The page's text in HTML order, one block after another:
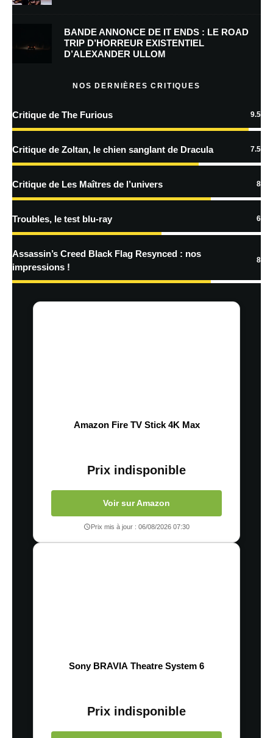
mon prochain commentaire.
Prévenez-moi de tous les nouveaux commentaires par e-mail.
En savoir
traitées
BANDE ANNONCE DE IT ENDS : LE ROAD
TRIP D’HORREUR EXISTENTIEL
D’ALEXANDER ULLOM
NOS DERNIÈRES CRITIQUES
Critique de The Furious 9.5
Critique de Zoltan, le chien sanglant de Dracula 7.5
Critique de Les Maîtres de l’univers 8
Troubles, le test blu-ray 6
Assassin’s Creed Black Flag Resynced : nos
impressions !
8
Amazon Fire TV Stick 4K Max
Prix indisponible
Voir sur Amazon
Prix mis à jour : 06/08/2026 07:30
Sony BRAVIA Theatre System 6
Prix indisponible